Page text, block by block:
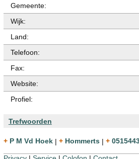
Gemeente:
Wijk:
Land:
Telefoon:
Fax:
Website:
Profiel:
Trefwoorden
+ P M Vd Hoek | + Hommerts | +